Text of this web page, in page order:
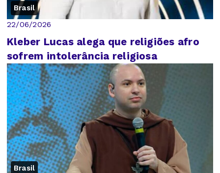
Brasil
22/06/2026
Kleber Lucas alega que religiões afro
sofrem intolerância religiosa
Brasil